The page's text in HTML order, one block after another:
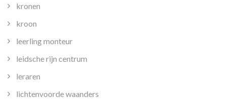
kronen
kroon
leerling monteur
leidsche rijn centrum
leraren
lichtenvoorde waanders